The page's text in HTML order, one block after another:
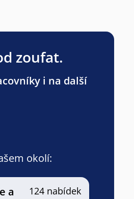
zoufat.
i na další
okolí:
a 124 nabídek